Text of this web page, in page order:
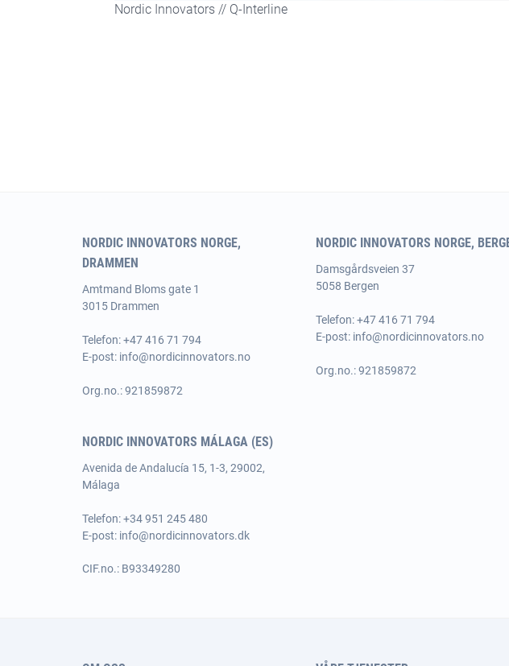
Nordic Innovators // Q-Interline
NORDIC INNOVATORS NORGE,
DRAMMEN
Amtmand Bloms gate 1
3015 Drammen
Telefon: +47 416 71 794
E-post: info@nordicinnovators.no
Org.no.: 921859872
NORDIC INNOVATORS NORGE,
Damsgårdsveien 37
5058 Bergen
Telefon: +47 416 71 794
E-post: info@nordicinnovators.no
Org.no.: 921859872
NORDIC INNOVATORS MÁLAGA (ES)
Avenida de Andalucía 15, 1-3, 29002,
Málaga
Telefon: +34 951 245 480
E-post: info@nordicinnovators.dk
CIF.no.: B93349280